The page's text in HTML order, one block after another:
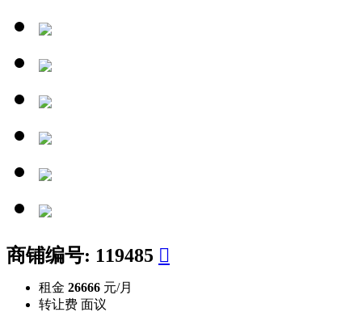
商铺编号: 119485 
租金 26666 元/月
转让费 面议